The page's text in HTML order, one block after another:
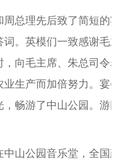
总理先后致了简短的宴
。英模们一致感谢毛主
向毛主席、朱总司令表
生产而加倍努力。宴会
畅游了中山公园。游园
中山公园音乐堂，全国政